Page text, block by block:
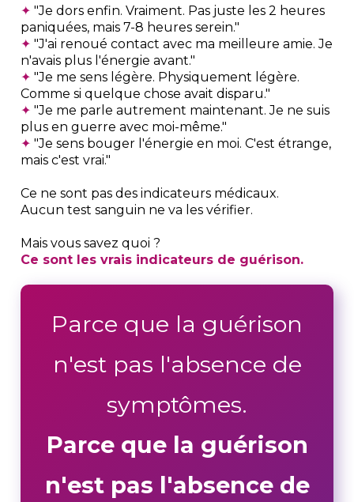
✦ "Je dors enfin. Vraiment. Pas juste les 2 heures
paniquées, mais 7-8 heures serein."
✦ "J'ai renoué contact avec ma meilleure amie. Je
n'avais plus l'énergie avant."
✦ "Je me sens légère. Physiquement légère.
Comme si quelque chose avait disparu."
✦ "Je me parle autrement maintenant. Je ne suis
plus en guerre avec moi-même."
✦ "Je sens bouger l'énergie en moi. C'est étrange,
mais c'est vrai."
Ce ne sont pas des indicateurs médicaux.
Aucun test sanguin ne va les vérifier.
Mais vous savez quoi ?
Ce sont les vrais indicateurs de guérison.
Parce que la guérison
n'est pas l'absence de
symptômes.
Parce que la guérison
n'est pas l'absence de